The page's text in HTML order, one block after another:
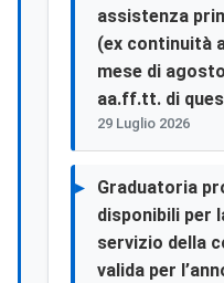
assistenza
(ex continuità
mese di
aa.ff.tt. di
29 Luglio 2026
Graduatoria
disponibili per
servizio della
valida per